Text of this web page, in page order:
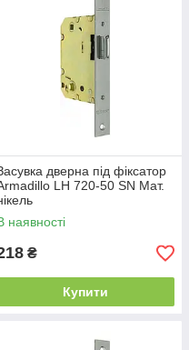
дверна під фіксатор
LH 720-50 SN Мат.
наявності
₴
Купити